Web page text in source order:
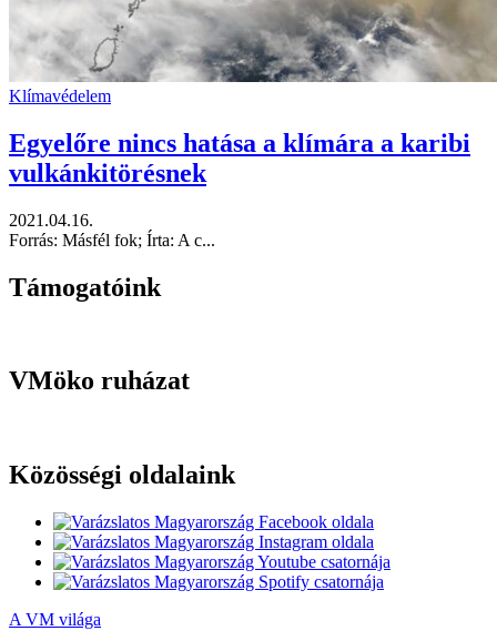
Klímavédelem
Egyelőre nincs hatása a klímára a karibi
vulkánkitörésnek
2021.04.16.
Forrás: Másfél fok; Írta: A c...
Támogatóink
VMöko ruházat
Közösségi oldalaink
A VM világa